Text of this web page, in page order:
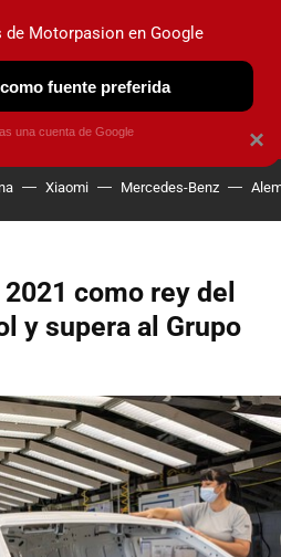
OBSERVATORIO
Xiaomi Mercedes-Benz
como rey del
y supera al Grupo
×
de Motorpasion en Google
fuente preferida
una cuenta de Google